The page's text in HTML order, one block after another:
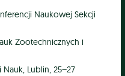
Naukowej Sekcji
Zootechnicznych i
Lublin, 25–27